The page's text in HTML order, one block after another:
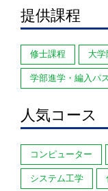
提供課程
修士課程 大
学部進学・編入パ
人気コース
コンピューター
システム工学